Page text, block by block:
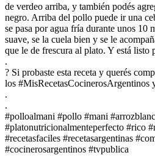
de verdeo arriba, y también podés
negro. Arriba del pollo puede ir una
se pasa por agua fría durante unos 10
suave, se la cuela bien y se le
que le de frescura al plato. Y está listo
.
? Si probaste esta receta y querés
los
.
.
#polloalmani #pollo #mani
#platonutricionalmenteperfecto #rico
#recetasfaciles #recetasargentinas
#cocinerosargentinos #tvpublica